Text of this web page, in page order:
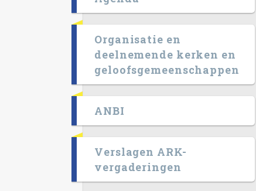
Organisatie en
deelnemende kerken en
geloofsgemeenschappen
ANBI
Verslagen ARK-
vergaderingen